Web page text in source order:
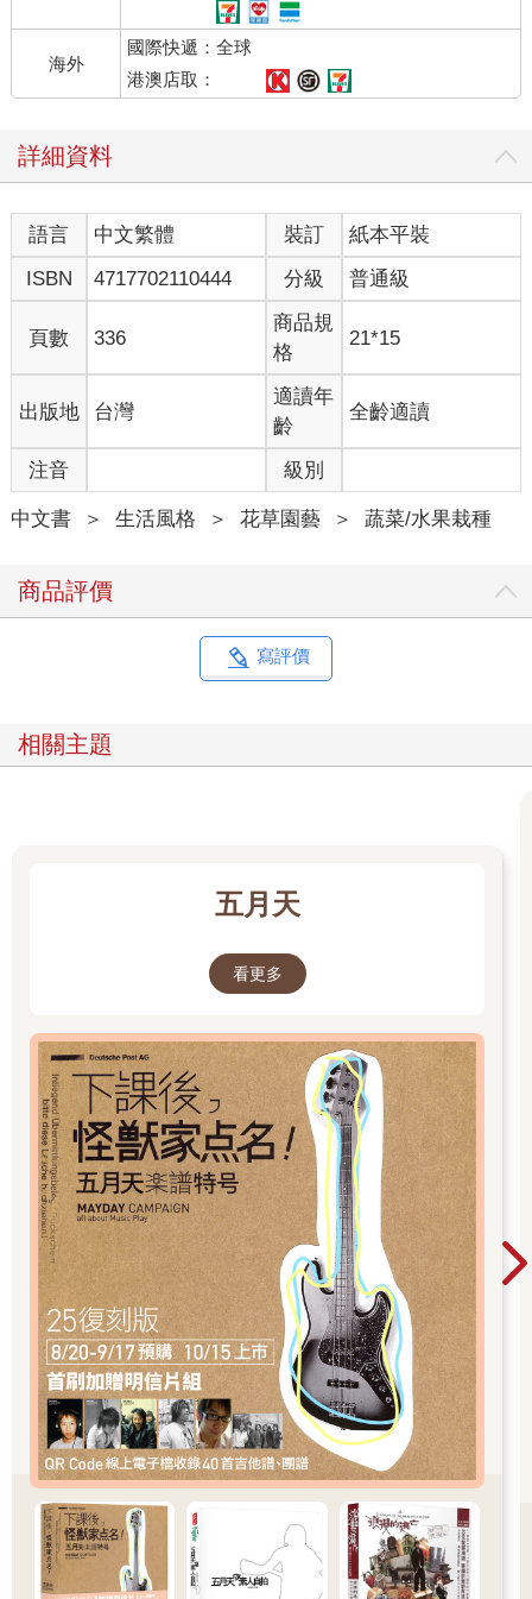
海外
國際快遞：全球
港澳店取：
詳細資料
語言 中文繁體 裝訂
紙本平裝
ISBN
4717702110444 分級 普通級
頁數 336
商品規
格
21*15
出版地 台灣
適讀年
齡
全齡適讀
注音 級別
中文書 ＞ 生活風格 ＞ 花草園藝 ＞ 蔬菜/水果栽種
商品評價
寫評價
相關主題
五月天
看更多